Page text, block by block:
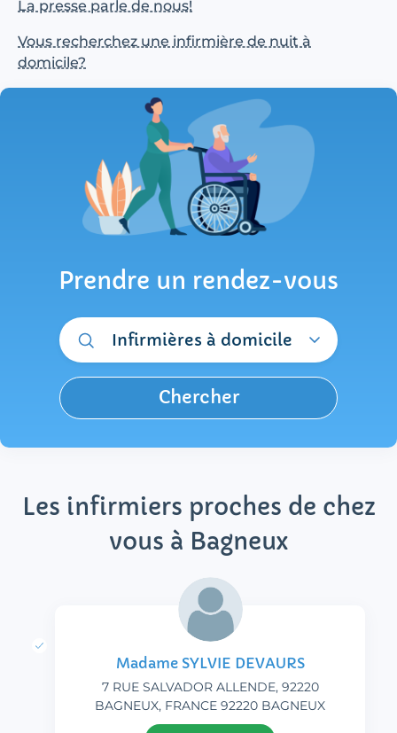
La presse parle de nous!
Vous recherchez une infirmière de nuit à
domicile?
Prendre un rendez-vous
Infirmières à domicile
Chercher
Les infirmiers proches de chez
vous à Bagneux
Madame SYLVIE DEVAURS
7 RUE SALVADOR ALLENDE, 92220
BAGNEUX, FRANCE 92220 BAGNEUX